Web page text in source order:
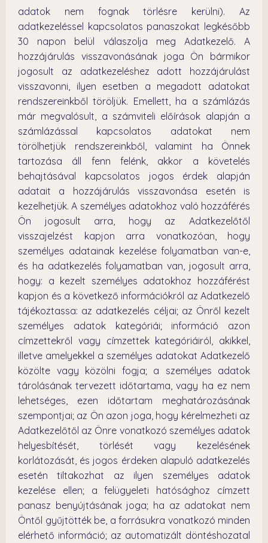
adatok nem fognak törlésre kerülni). Az
adatkezeléssel kapcsolatos panaszokat legkésőbb
30 napon belül válaszolja meg Adatkezelő. A
hozzájárulás visszavonásának joga Ön bármikor
jogosult az adatkezeléshez adott hozzájárulást
visszavonni, ilyen esetben a megadott adatokat
rendszereinkből töröljük. Emellett, ha a számlázás
már megvalósult, a számviteli előírások alapján a
számlázással kapcsolatos adatokat nem
törölhetjük rendszereinkből, valamint ha Önnek
tartozása áll fenn felénk, akkor a követelés
behajtásával kapcsolatos jogos érdek alapján
adatait a hozzájárulás visszavonása esetén is
kezelhetjük. A személyes adatokhoz való hozzáférés
Ön jogosult arra, hogy az Adatkezelőtől
visszajelzést kapjon arra vonatkozóan, hogy
személyes adatainak kezelése folyamatban van-e,
és ha adatkezelés folyamatban van, jogosult arra,
hogy: a kezelt személyes adatokhoz hozzáférést
kapjon és a következő információkról az Adatkezelő
tájékoztassa: az adatkezelés céljai; az Önről kezelt
személyes adatok kategóriái; információ azon
címzettekről vagy címzettek kategóriáiról, akikkel,
illetve amelyekkel a személyes adatokat Adatkezelő
közölte vagy közölni fogja; a személyes adatok
tárolásának tervezett időtartama, vagy ha ez nem
lehetséges, ezen időtartam meghatározásának
szempontjai; az Ön azon joga, hogy kérelmezheti az
Adatkezelőtől az Önre vonatkozó személyes adatok
helyesbítését, törlését vagy kezelésének
korlátozását, és jogos érdeken alapuló adatkezelés
esetén tiltakozhat az ilyen személyes adatok
kezelése ellen; a felügyeleti hatósághoz címzett
panasz benyújtásának joga; ha az adatokat nem
Öntől gyűjtötték be, a forrásukra vonatkozó minden
elérhető információ; az automatizált döntéshozatal